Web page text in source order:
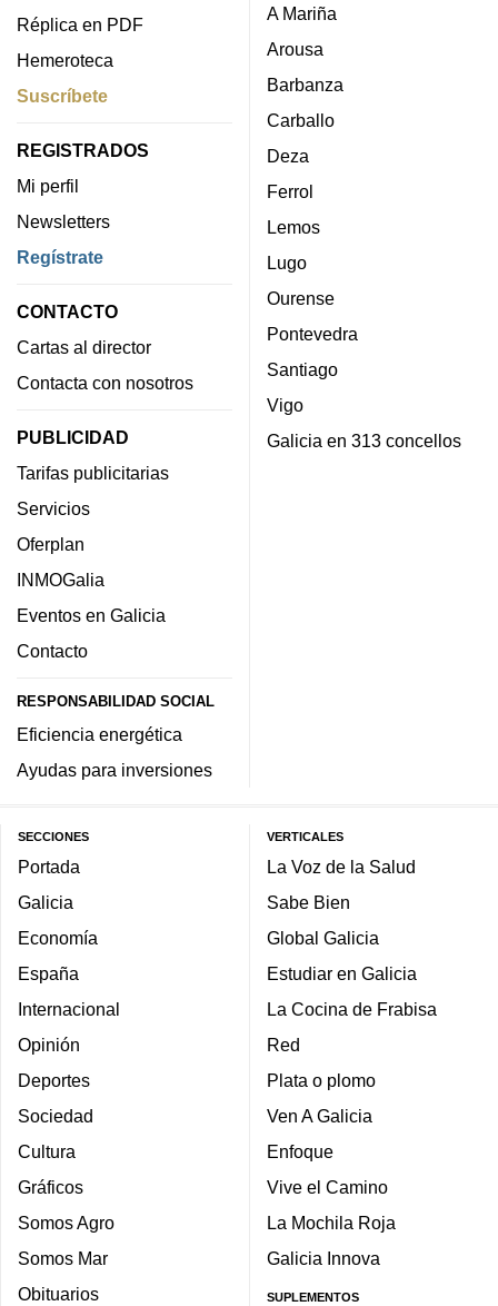
Réplica en PDF
Hemeroteca
Suscríbete
REGISTRADOS
Mi perfil
Newsletters
Regístrate
CONTACTO
Cartas al director
Contacta con nosotros
PUBLICIDAD
Tarifas publicitarias
Servicios
Oferplan
INMOGalia
Eventos en Galicia
Contacto
RESPONSABILIDAD SOCIAL
Eficiencia energética
Ayudas para inversiones
A Mariña
Arousa
Barbanza
Carballo
Deza
Ferrol
Lemos
Lugo
Ourense
Pontevedra
Santiago
Vigo
Galicia en 313 concellos
SECCIONES
Portada
Galicia
Economía
España
Internacional
Opinión
Deportes
Sociedad
Cultura
Gráficos
Somos Agro
Somos Mar
Obituarios
VERTICALES
La Voz de la Salud
Sabe Bien
Global Galicia
Estudiar en Galicia
La Cocina de Frabisa
Red
Plata o plomo
Ven A Galicia
Enfoque
Vive el Camino
La Mochila Roja
Galicia Innova
SUPLEMENTOS